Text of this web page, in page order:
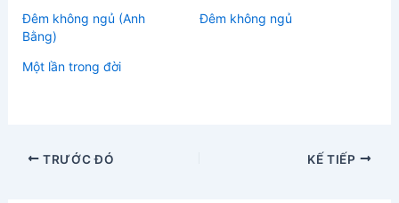
Đêm không ngủ (Anh
Bằng)
Đêm không ngủ
Một lần trong đời
TRƯỚC ĐÓ KẾ TIẾP